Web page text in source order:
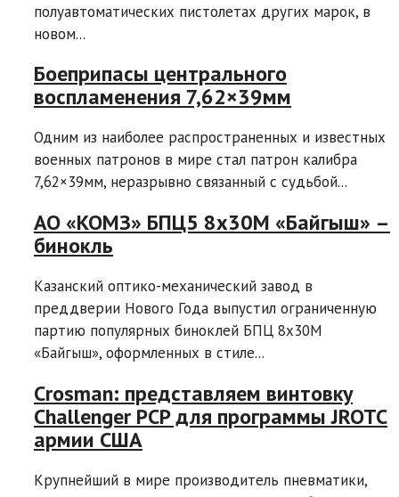
полуавтоматических пистолетах других марок, в
новом...
Боеприпасы центрального
воспламенения 7,62×39мм
Одним из наиболее распространенных и известных
военных патронов в мире стал патрон калибра
7,62×39мм, неразрывно связанный с судьбой...
АО «КОМЗ» БПЦ5 8х30М «Байгыш» –
бинокль
Казанский оптико-механический завод в
преддверии Нового Года выпустил ограниченную
партию популярных биноклей БПЦ 8х30М
«Байгыш», оформленных в стиле...
Crosman: представляем винтовку
Challenger PCP для программы JROTC
армии США
Крупнейший в мире производитель пневматики,